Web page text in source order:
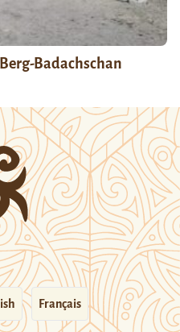
Badachschan
Français